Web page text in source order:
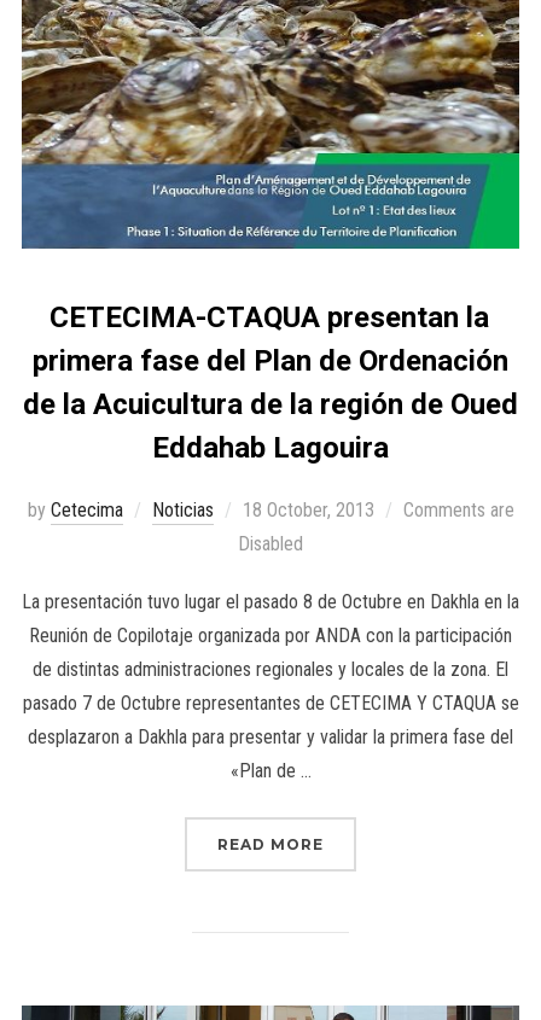
CETECIMA-CTAQUA presentan la
primera fase del Plan de Ordenación
de la Acuicultura de la región de Oued
Eddahab Lagouira
by Cetecima Noticias 18 October, 2013
Comments are
Disabled
La presentación tuvo lugar el pasado 8 de Octubre en Dakhla en la
Reunión de Copilotaje organizada por ANDA con la participación
de distintas administraciones regionales y locales de la zona. El
pasado 7 de Octubre representantes de CETECIMA Y CTAQUA se
desplazaron a Dakhla para presentar y validar la primera fase del
«Plan de …
READ MORE